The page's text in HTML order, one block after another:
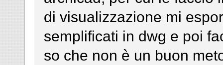
di visualizzazione mi
semplificati in dwg e poi
so che non è un buon